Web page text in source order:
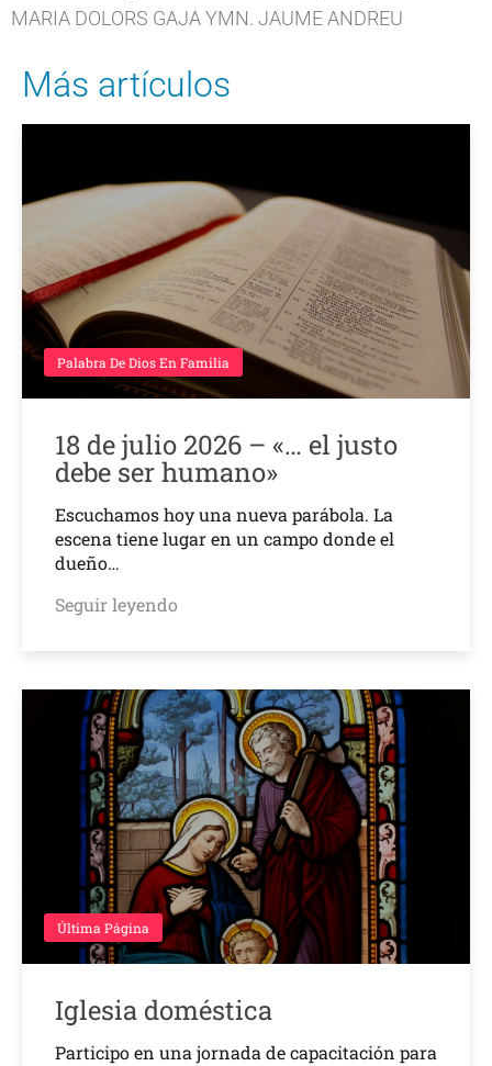
MARIA DOLORS GAJA YMN. JAUME ANDREU
Más artículos
Palabra De Dios En Familia
18 de julio 2026 – «… el justo
debe ser humano»
Escuchamos hoy una nueva parábola. La
escena tiene lugar en un campo donde el
dueño…
Seguir leyendo
Última Página
Iglesia doméstica
Participo en una jornada de capacitación para